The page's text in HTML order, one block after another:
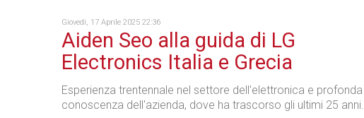
Giovedì, 17 Aprile 2025 22:36
Aiden Seo alla guida di LG
Electronics Italia e Grecia
Esperienza trentennale nel settore dell'elettronica e profonda
conoscenza dell'azienda, dove ha trascorso gli ultimi 25 anni.